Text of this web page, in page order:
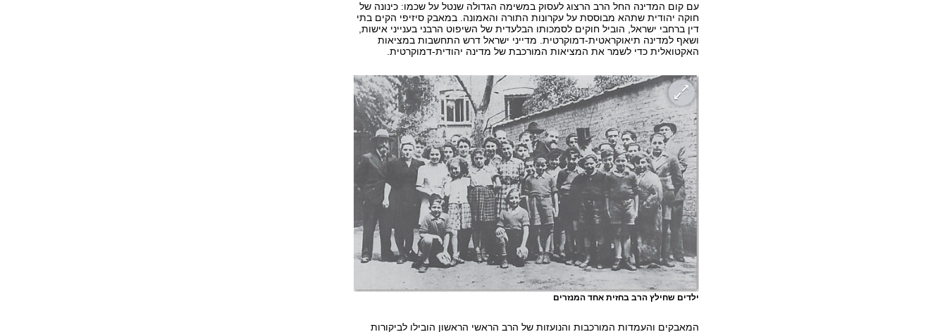
עם קום המדינה החל הרב הרצוג לעסוק במשימה הגדולה שנטל על שכמו: כינונה של
חוקה יהודית שתהא מבוססת על עקרונות התורה והאמונה. במאבק סיזיפי הקים בתי
דין ברחבי ישראל, הוביל חוקים לסמכותו הבלעדית של השיפוט הרבני בענייני אישות,
ושאף למדינה תיאוקראטית-דמוקרטית. מדייני ישראל דרש התחשבות במציאות
האקטואלית כדי לשמר את המציאות המורכבת של מדינה יהודית-דמוקרטית.
ילדים שחילץ הרב בחזית אחד המנזרים
המאבקים והעמדות המורכבות והנועזות של הרב הראשי הראשון הובילו לביקורות